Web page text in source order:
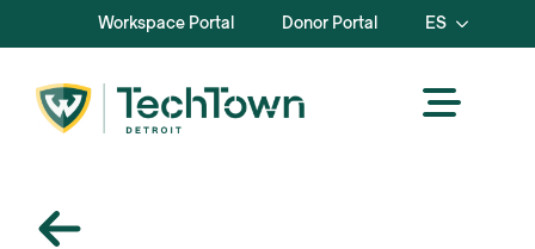
Workspace Portal Donor Portal ES